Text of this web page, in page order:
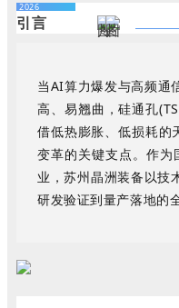
2026
引言
当AI算力爆发与高频通
高、易翘曲，硅通孔(
借低热膨胀、低损耗的
变革的关键支点。作为
业 ，苏州晶洲装备以技
研发验证到量产落地的